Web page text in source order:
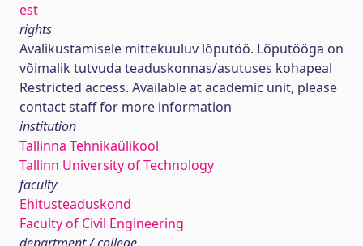
est
rights
Avalikustamisele mittekuuluv lõputöö. Lõputööga on
võimalik tutvuda teaduskonnas/asutuses kohapeal
Restricted access. Available at academic unit, please
contact staff for more information
institution
Tallinna Tehnikaülikool
Tallinn University of Technology
faculty
Ehitusteaduskond
Faculty of Civil Engineering